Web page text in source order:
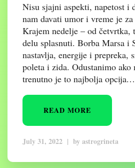
Nisu sjajni aspekti, napetost i
nam davati umor i vreme je
Krajem nedelje – od četvrtka,
delu splasnuti. Borba Marsa i
nastavlja, energije i prepreka,
poleta i zida. Odustanimo ako
trenutno je to najbolja
READ MORE
July 31, 2022 | byastrogrineta